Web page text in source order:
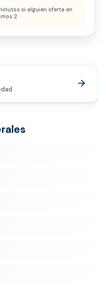
si alguien oferta en
2
arrow_forward